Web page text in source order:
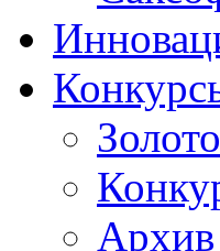
Архив